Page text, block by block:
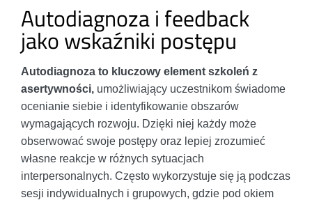
Autodiagnoza i feedback
jako wskaźniki postępu
Autodiagnoza to kluczowy element szkoleń z
asertywności, umożliwiający uczestnikom świadome
ocenianie siebie i identyfikowanie obszarów
wymagających rozwoju. Dzięki niej każdy może
obserwować swoje postępy oraz lepiej zrozumieć
własne reakcje w różnych sytuacjach
interpersonalnych. Często wykorzystuje się ją podczas
sesji indywidualnych i grupowych, gdzie pod okiem